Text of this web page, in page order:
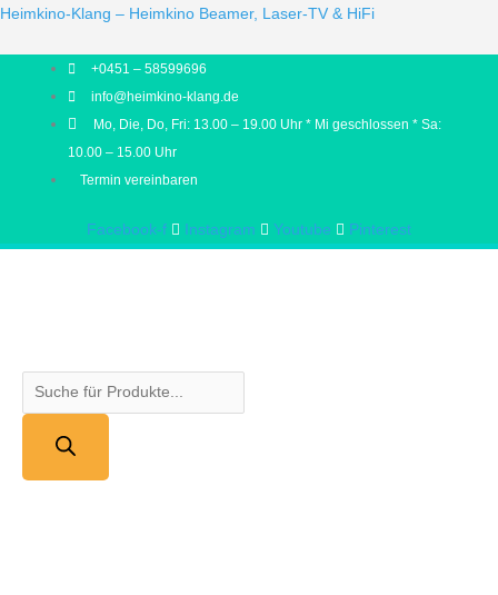
Heimkino-Klang – Heimkino Beamer, Laser-TV & HiFi
+0451 – 58599696
info@heimkino-klang.de
Mo, Die, Do, Fri: 13.00 – 19.00 Uhr * Mi geschlossen * Sa:
10.00 – 15.00 Uhr
Termin vereinbaren
Facebook-f Instagram Youtube Pinterest
Products
Products